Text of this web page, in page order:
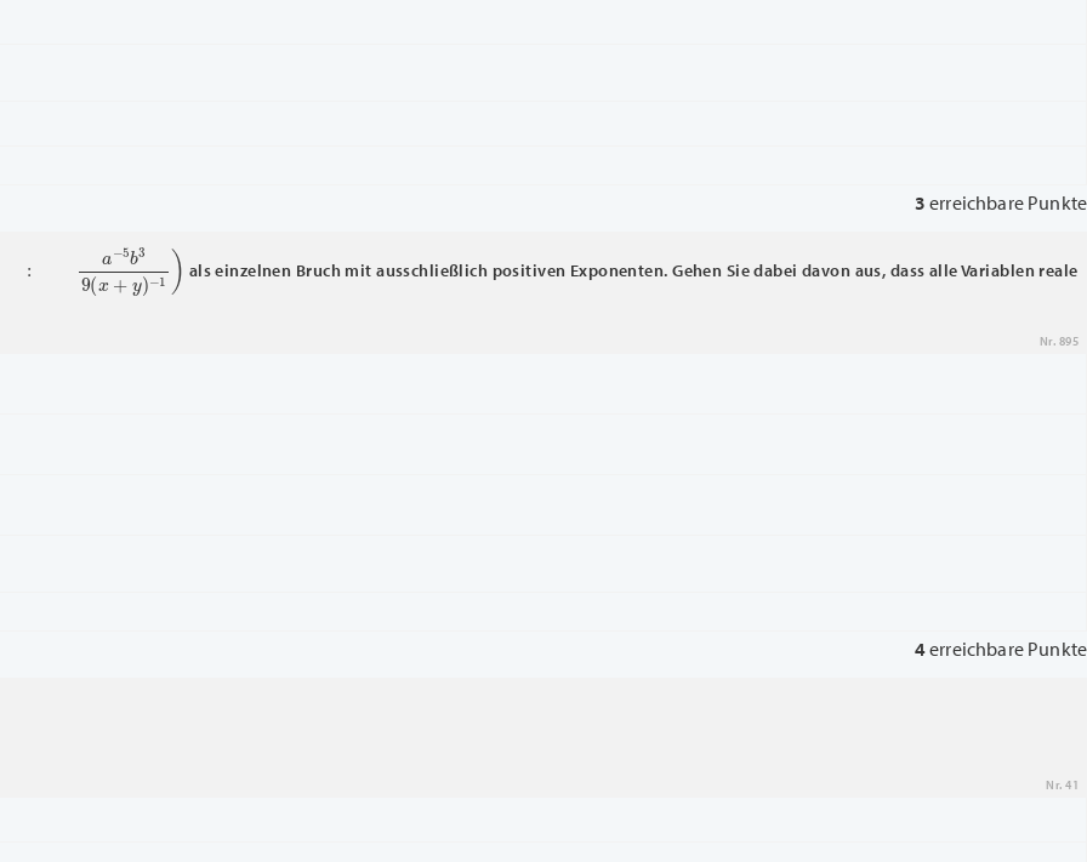
3 erreichbare Punkte
−1)
als einzelnen Bruch mit ausschließlich positiven Exponenten. Gehen Sie dabei davon aus, dass alle Variablen reale
Nr. 895
4erreichbare Punkte
Nr. 41